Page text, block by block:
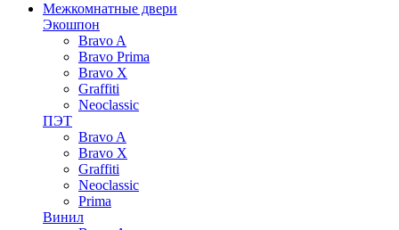
Межкомнатные двери
Экошпон
Bravo A
Bravo Prima
Bravo X
Graffiti
Neoclassic
ПЭТ
Bravo A
Bravo X
Graffiti
Neoclassic
Prima
Винил